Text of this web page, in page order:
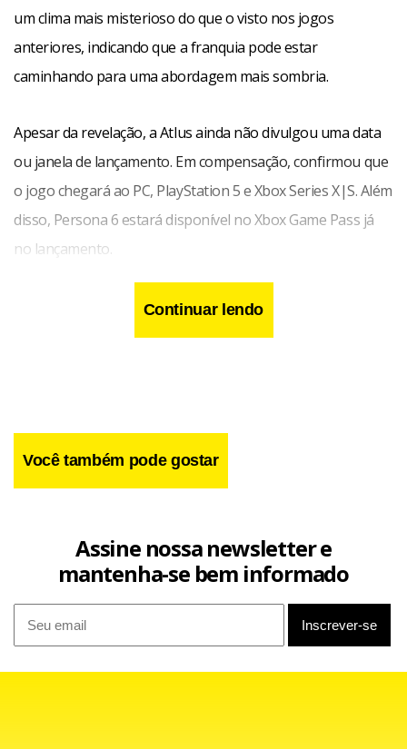
um clima mais misterioso do que o visto nos jogos
anteriores, indicando que a franquia pode estar
caminhando para uma abordagem mais sombria.
Apesar da revelação, a Atlus ainda não divulgou uma data
ou janela de lançamento. Em compensação, confirmou que
o jogo chegará ao PC, PlayStation 5 e Xbox Series X|S. Além
disso, Persona 6 estará disponível no Xbox Game Pass já
no lançamento.
Continuar lendo
Você também pode gostar
Assine nossa newsletter e
mantenha-se bem informado